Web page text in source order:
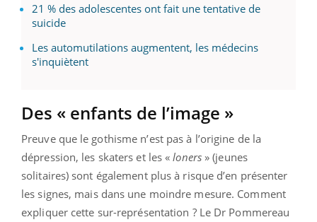
21 % des adolescentes ont fait une tentative de
suicide
Les automutilations augmentent, les médecins
s'inquiètent
Des « enfants de l’image »
Preuve que le gothisme n’est pas à l’origine de la
dépression, les skaters et les «loners» (jeunes
solitaires) sont également plus à risque d’en présenter
les signes, mais dans une moindre mesure. Comment
expliquer cette sur-représentation ? Le Dr Pommereau